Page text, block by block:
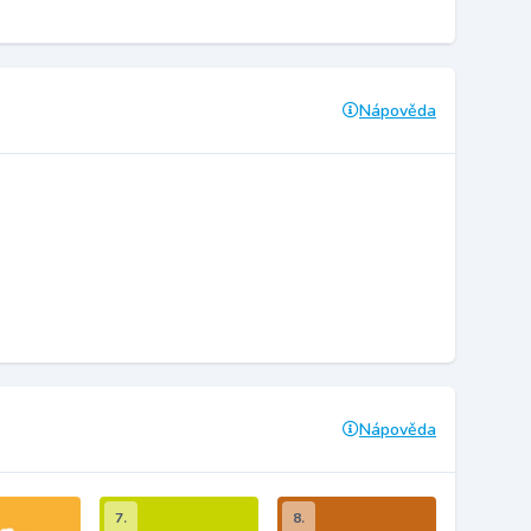
Nápověda
Nápověda
7. 8.